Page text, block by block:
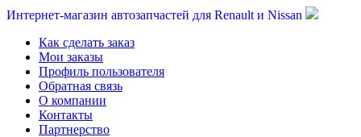
Интернет-магазин автозапчастей для Renault и Nissan
Как сделать заказ
Мои заказы
Профиль пользователя
Обратная связь
О компании
Контакты
Партнерство